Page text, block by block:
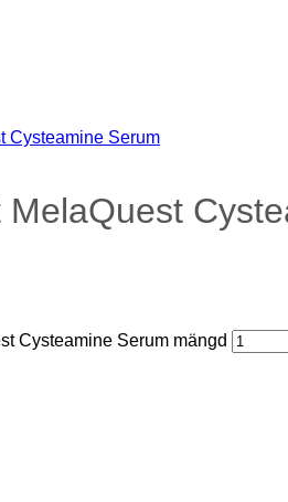
Cysteamine Serum mängd